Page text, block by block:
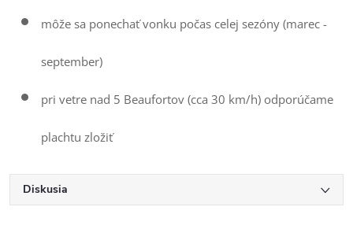
môže sa ponechať vonku počas celej sezóny (marec -
september)
pri vetre nad 5 Beaufortov (cca 30 km/h) odporúčame
plachtu zložiť
Diskusia